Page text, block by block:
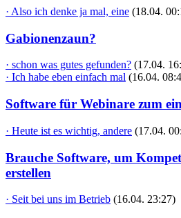
· Also ich denke ja mal, eine (18.04.
Gabionenzaun?
· schon was gutes gefunden? (17.04.
· Ich habe eben einfach mal (16.04.
Software für Webinare zum
· Heute ist es wichtig, andere (17.04.
Brauche Software, um
erstellen
· Seit bei uns im Betrieb (16.04. 23:27)